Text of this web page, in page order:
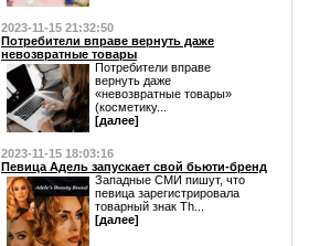
2023-11-15 21:32:50
Потребители вправе вернуть даже
невозвратные товары
Потребители вправе
вернуть даже
«невозвратные товары»
(косметику...
[далее]
2023-11-15 18:03:16
Певица Адель запускает свой бьюти-бренд
Западные СМИ пишут, что
певица зарегистрировала
товарный знак Th...
[далее]